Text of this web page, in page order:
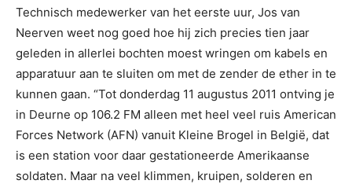
Technisch medewerker van het eerste uur, Jos van
Neerven weet nog goed hoe hij zich precies tien jaar
geleden in allerlei bochten moest wringen om kabels en
apparatuur aan te sluiten om met de zender de ether in te
kunnen gaan. “Tot donderdag 11 augustus 2011 ontving je
in Deurne op 106.2 FM alleen met heel veel ruis American
Forces Network (AFN) vanuit Kleine Brogel in België, dat
is een station voor daar gestationeerde Amerikaanse
soldaten. Maar na veel klimmen, kruipen, solderen en